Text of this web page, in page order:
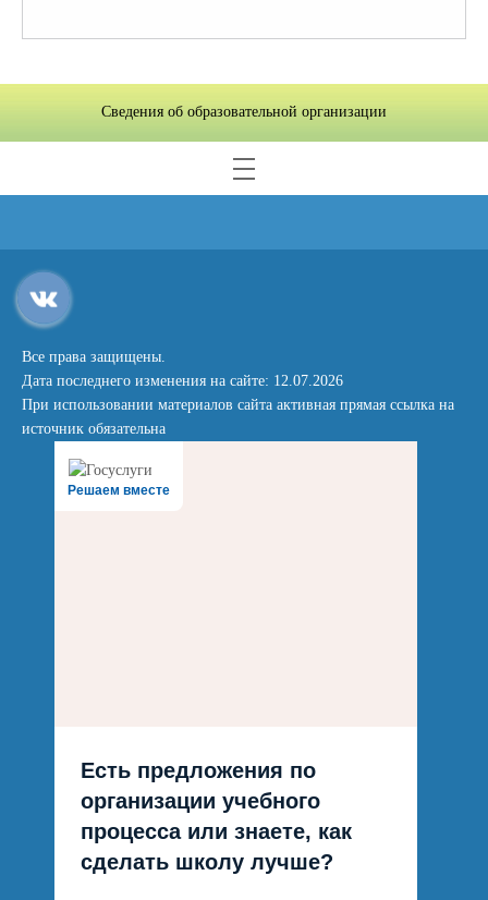
Сведения об образовательной организации
Все права защищены.
Дата последнего изменения на сайте: 12.07.2026
При использовании материалов сайта активная прямая ссылка на
источник обязательна
Решаем вместе
Есть предложения по
организации учебного
процесса или знаете, как
сделать школу лучше?